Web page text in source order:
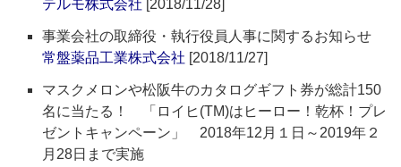
テルモ株式会社 [2018/11/28]
事業会社の取締役・執行役員人事に関するお知らせ
常盤薬品工業株式会社 [2018/11/27]
マスクメロンや松阪牛のカタログギフト券が総計150
名に当たる！ 「ロイヒ(TM)はヒーロー！乾杯！プレ
ゼントキャンペーン」 2018年12月１日～2019年２
月28日まで実施